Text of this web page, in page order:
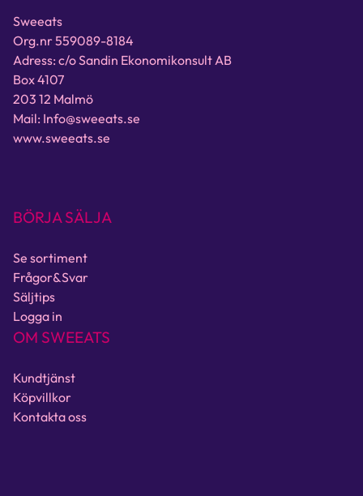
Sweeats
Org.nr 559089-8184
Adress: c/o Sandin Ekonomikonsult AB
Box 4107
203 12 Malmö
Mail: Info@sweeats.se
www.sweeats.se
BÖRJA SÄLJA
Se sortiment
Frågor&Svar
Säljtips
Logga in
OM SWEEATS
Kundtjänst
Köpvillkor
Kontakta oss